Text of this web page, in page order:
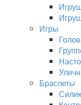
Игры
Браслеты